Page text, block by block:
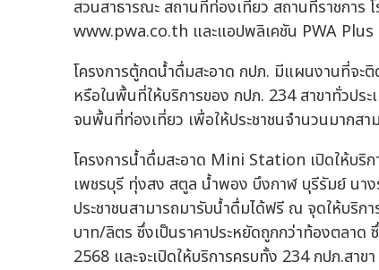
สวนสาธารณะ สถานที่ท่องเที่ยว สถานที่ราชการ
www.pwa.co.th และแอปพลิเคชัน PWA
โครงการตู้กดน้ำดื่มสะอาด กปภ. มีแผนงานที่จะ
หรือในพื้นที่ให้บริการของ กปภ. 234 สาขาทั่วป
จนพื้นที่ท่องเที่ยว เพื่อให้ประชาชนจำนวนมากสา
โครงการน้ำดื่มสะอาด Mini Station เปิดให้บริ
เพชรบุรี ทุ่งสง สตูล น้ำพอง บึงกาฬ บุรีรัมย์ นา
ประชาชนสามารถมารับน้ำดื่มได้ฟรี ณ จุดให้บริก
บาท/ลิตร ซึ่งเป็นราคาประหยัดถูกกว่าท้องตลาด
2568 และจะเปิดให้บริการครบทั้ง 234 กปภ.สาข